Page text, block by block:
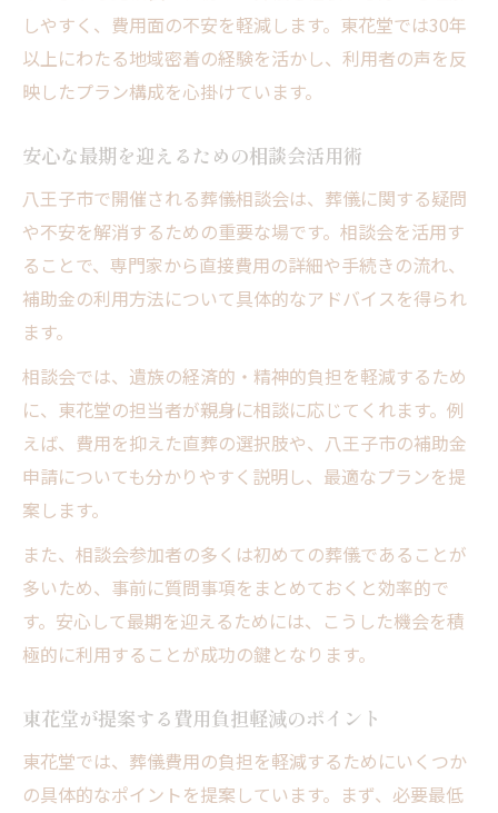
しやすく、費用面の不安を軽減します。東花堂では30年
以上にわたる地域密着の経験を活かし、利用者の声を反
映したプラン構成を心掛けています。
安心な最期を迎えるための相談会活用術
八王子市で開催される葬儀相談会は、葬儀に関する疑問
や不安を解消するための重要な場です。相談会を活用す
ることで、専門家から直接費用の詳細や手続きの流れ、
補助金の利用方法について具体的なアドバイスを得られ
ます。
相談会では、遺族の経済的・精神的負担を軽減するため
に、東花堂の担当者が親身に相談に応じてくれます。例
えば、費用を抑えた直葬の選択肢や、八王子市の補助金
申請についても分かりやすく説明し、最適なプランを提
案します。
また、相談会参加者の多くは初めての葬儀であることが
多いため、事前に質問事項をまとめておくと効率的で
す。安心して最期を迎えるためには、こうした機会を積
極的に利用することが成功の鍵となります。
東花堂が提案する費用負担軽減のポイント
東花堂では、葬儀費用の負担を軽減するためにいくつか
の具体的なポイントを提案しています。まず、必要最低